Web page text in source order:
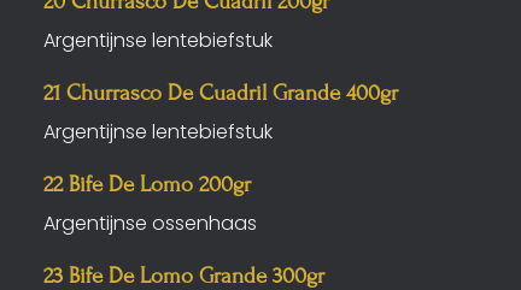
Argentijnse lentebiefstuk
21 Churrasco De Cuadril Grande 400gr
Argentijnse lentebiefstuk
22 Bife De Lomo 200gr
Argentijnse ossenhaas
23 Bife De Lomo Grande 300gr